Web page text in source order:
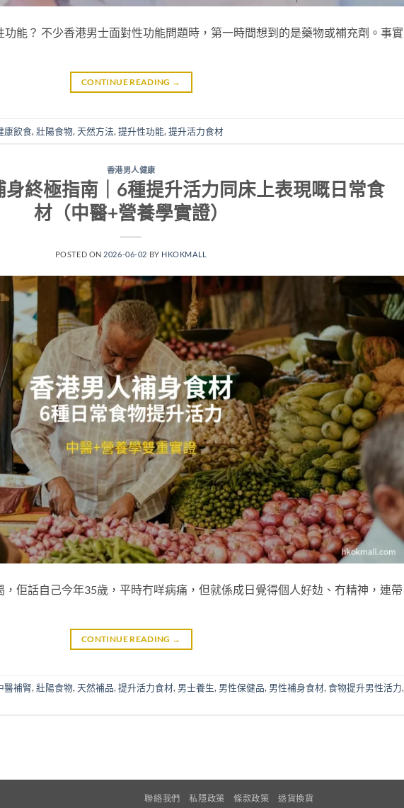
能？ 不少香港男士面對性功能問題時，第一時間想到的是藥物或補充劑。事實
CONTINUE READING →
康飲食, 壯陽食物, 天然方法, 提升性功能, 提升活力食材
香港男人健康
終極指南｜6種提升活力同床上表現嘅日常食
材（中醫+營養學實證）
POSTED ON 2026-06-02 BY HKOKMALL
佢話自己今年35歲，平時冇咩病痛，但就係成日覺得個人好攰、冇精神，連帶
CONTINUE READING →
醫補腎, 壯陽食物, 天然補品, 提升活力食材, 男士養生, 男性保健品, 男性補身食材, 食物提升男性活力,
聯絡我們 私隱政策 條款政策 退貨換貨